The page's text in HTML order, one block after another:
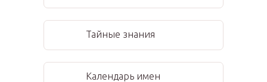
Тайные знания
Календарь имен